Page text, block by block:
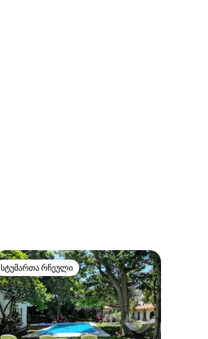
სტუმართა რჩეული
სტუმართა რჩეული